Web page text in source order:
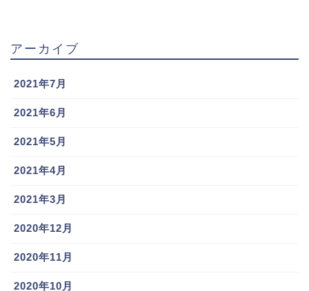
アーカイブ
2021年7月
2021年6月
2021年5月
2021年4月
2021年3月
2020年12月
2020年11月
2020年10月